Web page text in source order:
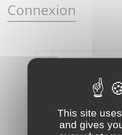
This site
and gives
Connexion
Mot de passe oublié ?